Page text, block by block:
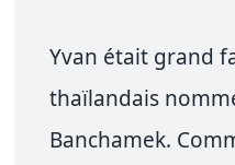
Yvan était grand
thaïlandais
Banchamek.